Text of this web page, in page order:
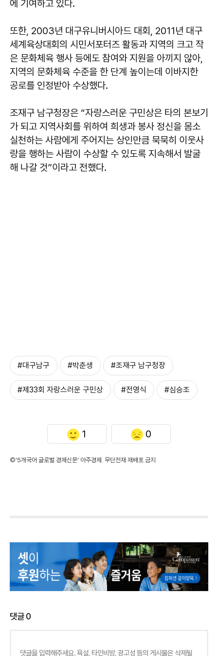
에 기여하고 있다.
또한, 2003년 대구유니버시아드 대회, 2011년 대구
세계육상대회의 시민서포터즈 활동과 지역의 크고 작
은 문화체육 행사 등에도 참여와 지원을 아끼지 않아,
지역의 문화체육 수준을 한 단계 높이는데 이바지한
공로를 인정받아 수상했다.
조재구 남구청장은 “자랑스러운 구민상은 타의 본보기
가 되고 지역사회를 위하여 희생과 봉사 정신을 몸소
실천하는 사람에게 주어지는 상인만큼 묵묵히 이웃사
랑을 행하는 사람이 수상할 수 있도록 지속해서 발굴
해 나갈 것”이라고 전했다.
#대구남구 #박춘생 #조재구 남구청장
#제33회 자랑스러운 구민상 #전영식 #심승조
1 0
©'5개국어 글로벌 경제신문' 아주경제. 무단전재·재배포 금지
댓글0